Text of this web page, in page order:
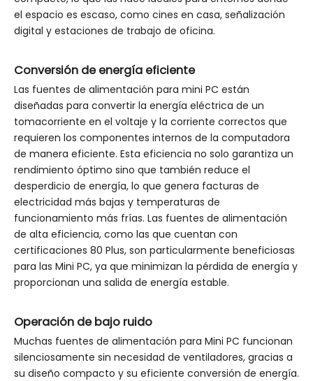
el espacio es escaso, como cines en casa, señalización
digital y estaciones de trabajo de oficina.
Conversión de energía eficiente
Las fuentes de alimentación para mini PC están
diseñadas para convertir la energía eléctrica de un
tomacorriente en el voltaje y la corriente correctos que
requieren los componentes internos de la computadora
de manera eficiente. Esta eficiencia no solo garantiza un
rendimiento óptimo sino que también reduce el
desperdicio de energía, lo que genera facturas de
electricidad más bajas y temperaturas de
funcionamiento más frías. Las fuentes de alimentación
de alta eficiencia, como las que cuentan con
certificaciones 80 Plus, son particularmente beneficiosas
para las Mini PC, ya que minimizan la pérdida de energía y
proporcionan una salida de energía estable.
Operación de bajo ruido
Muchas fuentes de alimentación para Mini PC funcionan
silenciosamente sin necesidad de ventiladores, gracias a
su diseño compacto y su eficiente conversión de energía.